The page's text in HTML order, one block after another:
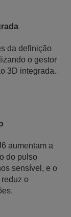
da definição
o gestor
3D integrada.
aumentam a
do pulso
sensível, e o
o